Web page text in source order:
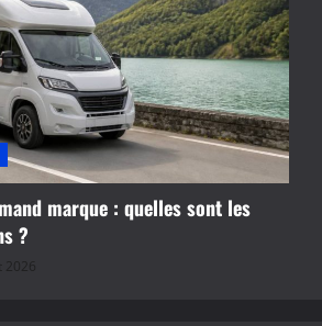
marque : quelles sont les
?
2026